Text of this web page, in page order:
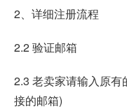
2、详细注册流程
2.2 验证邮箱
2.3 老卖家请输入原
接的邮箱)